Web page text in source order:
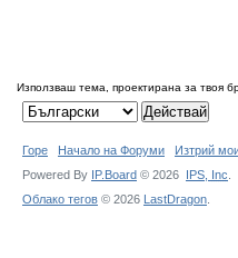
Използваш тема, проектирана за твоя
Горе Начало на Форуми Изтрий
Powered By IP.Board © 2026 IPS, Inc
Облако тегов © 2026 LastDragon